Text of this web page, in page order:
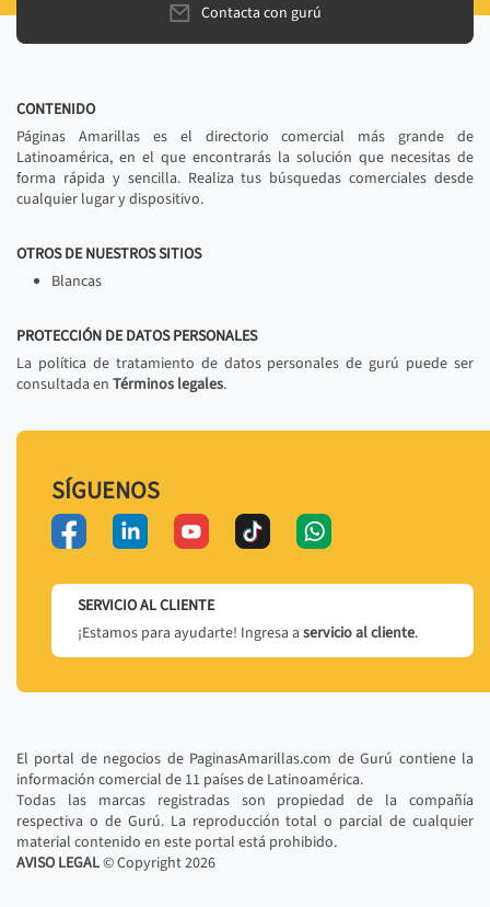
Contacta con gurú
CONTENIDO
Páginas Amarillas es el directorio comercial más grande de
Latinoamérica, en el que encontrarás la solución que necesitas de
forma rápida y sencilla. Realiza tus búsquedas comerciales desde
cualquier lugar y dispositivo.
OTROS DE NUESTROS SITIOS
Blancas
PROTECCIÓN DE DATOS PERSONALES
La política de tratamiento de datos personales de gurú puede ser
consultada en Términos legales.
SÍGUENOS
SERVICIO AL CLIENTE
¡Estamos para ayudarte! Ingresa a servicio al cliente.
El portal de negocios de PaginasAmarillas.com de Gurú contiene la
información comercial de 11 países de Latinoamérica.
Todas las marcas registradas son propiedad de la compañía
respectiva o de Gurú. La reproducción total o parcial de cualquier
material contenido en este portal está prohibido.
AVISO LEGAL© Copyright2026